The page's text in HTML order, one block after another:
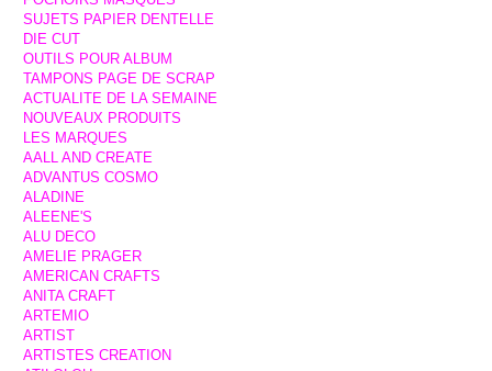
SUJETS PAPIER DENTELLE
DIE CUT
OUTILS POUR ALBUM
TAMPONS PAGE DE SCRAP
ACTUALITE DE LA SEMAINE
NOUVEAUX PRODUITS
LES MARQUES
AALL AND CREATE
ADVANTUS COSMO
ALADINE
ALEENE'S
ALU DECO
AMELIE PRAGER
AMERICAN CRAFTS
ANITA CRAFT
ARTEMIO
ARTIST
ARTISTES CREATION